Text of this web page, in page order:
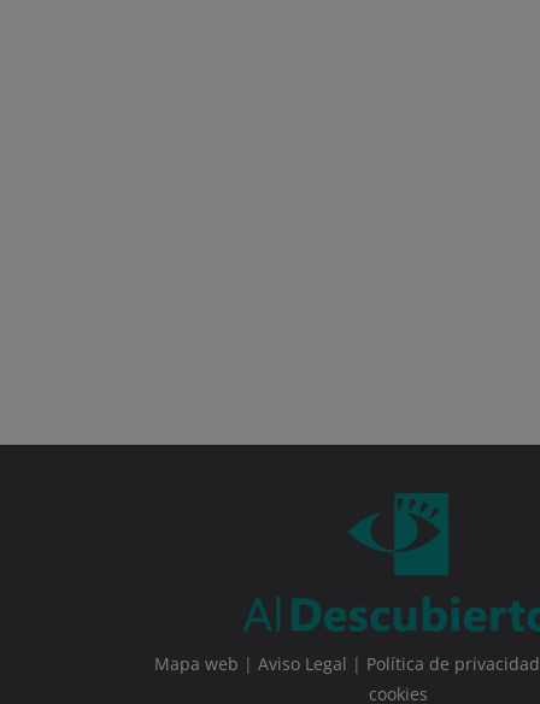
Mapa web | Aviso Legal | Política de privacidad
cookies